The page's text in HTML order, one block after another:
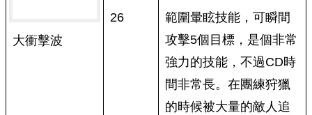
大衝擊波
26
範圍暈眩技能，可瞬間
攻擊5個目標，是個非常
強力的技能，不過CD時
間非常長。在團練狩獵
的時候被大量的敵人追